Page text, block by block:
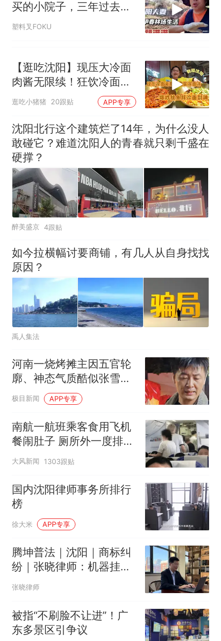
买的小院子，三年过去
了，咋样了？
塑料叉FOKU
【逛吃沈阳】现压大冷面
肉酱无限续！狂饮冷面
汤！叫我冷面汤大王
逛吃小猪猪 20跟贴 APP专享
沈阳北行这个建筑烂了14年，为什么没人
敢碰它？难道沈阳人的青春就只剩千盛在
硬撑？
醉美盛京 4跟贴
如今拉横幅讨要商铺，有几人从自身找找
原因？
禹人集法
河南一烧烤摊主因五官轮
廓、神态气质酷似张雪峰
走红，二人同为42岁，家
中都有一个女儿；张雪峰
曾表示，财富自由以后要
开一家烤肉店
极目新闻 APP专享
南航一航班乘客食用飞机
餐闹肚子 厕所外一度排长
队
大风新闻 1303跟贴
国内沈阳律师事务所排行
榜
徐大米 APP专享
腾坤普法｜沈阳｜商标纠
纷｜张晓律师：机器挂面
标注手擀面是否合规？
张晓律师
被指“不刷脸不让进”！广
东多景区引争议